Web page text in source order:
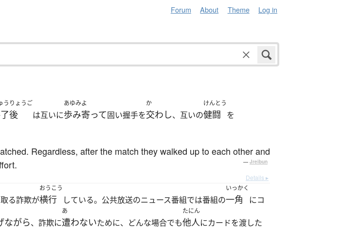
Forum About Theme Log in
うりょうご
後 は互いに
あゆみよ
歩み寄って固い握手を
か
交わし、互いの
けんとう
健闘 を
Regardless, after the match they walked up to each other and
— Jreibun
Details ▸
る詐欺が
おうこう
横行 している。公共放送のニュース番組では番組の
いっかく
一角 にコ
ながら、詐欺に
あ
遭わないために、どんな場合でも
たにん
他人にカードを渡した